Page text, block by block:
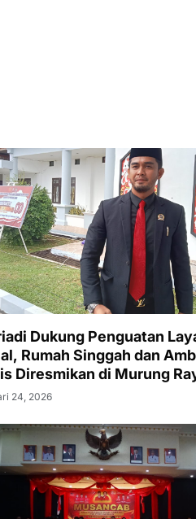
Dukung Penguatan
Rumah Singgah dan
Diresmikan di Murung
24, 2026